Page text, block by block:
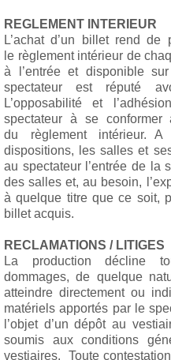
REGLEMENT INTERIEUR
L’achat d’un billet rend
le règlement intérieur de
à l’entrée et disponible
spectateur est réputé
L’opposabilité et
spectateur à se conformer
du règlement intérieur.
dispositions, les salles et
au spectateur l’entrée de la
des salles et, au besoin,
à quelque titre que ce soit,
billet acquis.
RECLAMATIONS / LITIGES
La production décline
dommages, de quelque
atteindre directement ou
matériels apportés par le
l’objet d’un dépôt au
soumis aux conditions
vestiaires. Toute